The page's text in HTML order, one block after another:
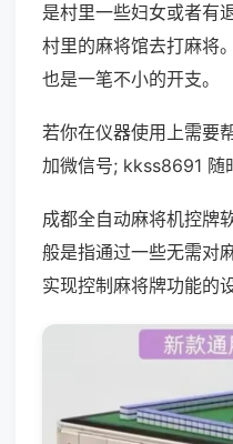
是村里一些妇女或者有
村里的麻将馆去打麻将
也是一笔不小的开支。
若你在仪器使用上需要
加微信号; kkss8691 随
成都全自动麻将机控牌
般是指通过一些无需对
实现控制麻将牌功能的